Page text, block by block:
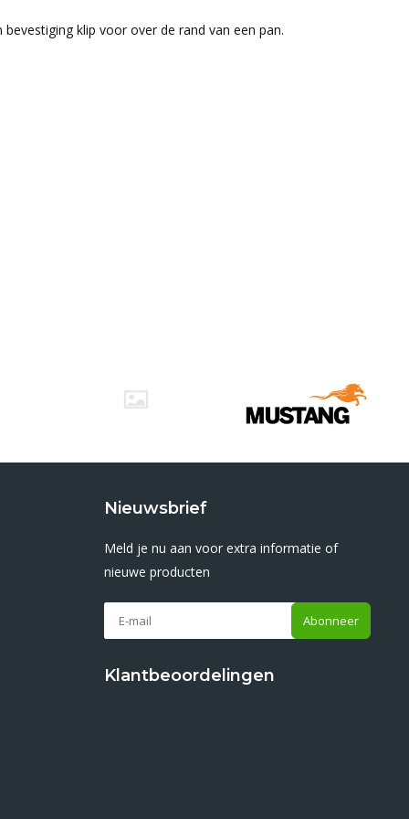
klip voor over de rand van een pan.
Nieuwsbrief
Meld je nu aan voor extra informatie of
nieuwe producten
Abonneer
Klantbeoordelingen